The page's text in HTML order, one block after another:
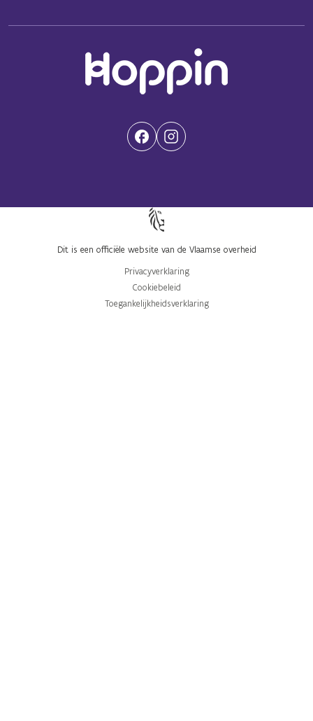
(Opent in een nieuwe tab)
(Opent in een nieuwe tab)
Dit is een officiële website van de Vlaamse overheid
Privacyverklaring
Cookiebeleid
Toegankelijkheidsverklaring